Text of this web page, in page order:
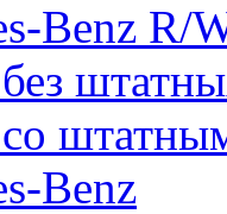
Benz R/
Benz